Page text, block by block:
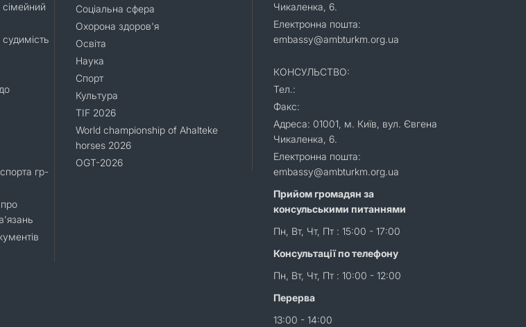
сімейний
гр-
Соціальна сфера
Охорона здоров'я
Освіта
Наука
Спорт
Культура
TIF 2026
World championship of Ahalteke
horses 2026
OGT-2026
Чикаленка, 6.
Електронна пошта:
embassy@ambturkm.org.ua
КОНСУЛЬСТВО:
Тел.:
Факс:
Адреса: 01001, м. Київ, вул. Євгена
Чикаленка, 6.
Електронна пошта:
embassy@ambturkm.org.ua
Прийом громадян за
консульськими питаннями
Пн, Вт, Чт, Пт : 15:00 - 17:00
Консультації по телефону
Пн, Вт, Чт, Пт : 10:00 - 12:00
Перерва
13:00 - 14:00